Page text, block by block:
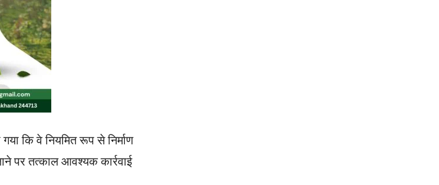
गया कि वे नियमित रूप से निर्माण
पर तत्काल आवश्यक कार्रवाई